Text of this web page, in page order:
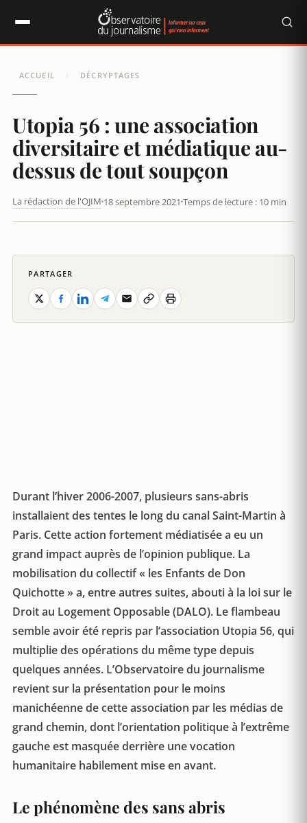
ACCUEIL / DÉCRYPTAGES
Utopia 56 : une association
diversitaire et médiatique au-
dessus de tout soupçon
La rédaction de l'OJIM 18 septembre 2021 Temps de lecture : 10 min
Durant l’hiver 2006-2007, plusieurs sans-abris
installaient des tentes le long du canal Saint-Martin à
Paris. Cette action fortement médiatisée a eu un
grand impact auprès de l’opinion publique. La
mobilisation du collectif « les Enfants de Don
Quichotte » a, entre autres suites, abouti à la loi sur le
Droit au Logement Opposable (DALO). Le flambeau
semble avoir été repris par l’association Utopia 56, qui
multiplie des opérations du même type depuis
quelques années. L’Observatoire du journalisme
revient sur la présentation pour le moins
manichéenne de cette association par les médias de
grand chemin, dont l’orientation politique à l’extrême
gauche est masquée derrière une vocation
humanitaire habilement mise en avant.
Le phénomène des sans abris
PARTAGER
Panneau de gestion des cookies